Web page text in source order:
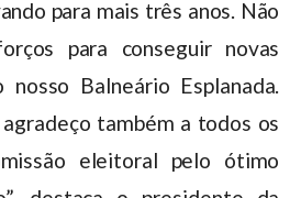
para mais três anos. Não
para conseguir novas
nosso Balneário Esplanada.
também a todos os
eleitoral pelo ótimo